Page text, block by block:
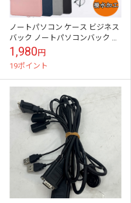
ノートパソコン ケース ビジネス
バック ノートパソコンバック ノ
ートPC 13 14 15.6インチ 大容量
取っ手付き
1,980円
19ポイント